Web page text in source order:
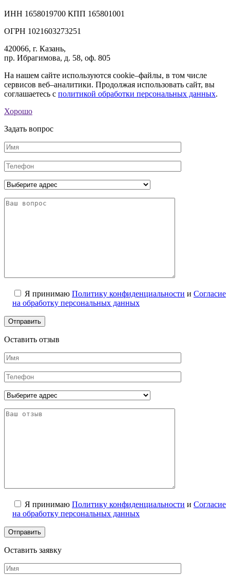
ИНН 1658019700 КПП 165801001
ОГРН 1021603273251
420066, г. Казань,
пр. Ибрагимова, д. 58, оф. 805
На нашем сайте используются cookie–файлы, в том числе
сервисов веб–аналитики. Продолжая использовать сайт, вы
соглашаетесь с политикой обработки персональных данных.
Хорошо
Задать вопрос
Я принимаю Политику конфиденциальности и Согласие
на обработку персональных данных
Оставить отзыв
Я принимаю Политику конфиденциальности и Согласие
на обработку персональных данных
Оставить заявку